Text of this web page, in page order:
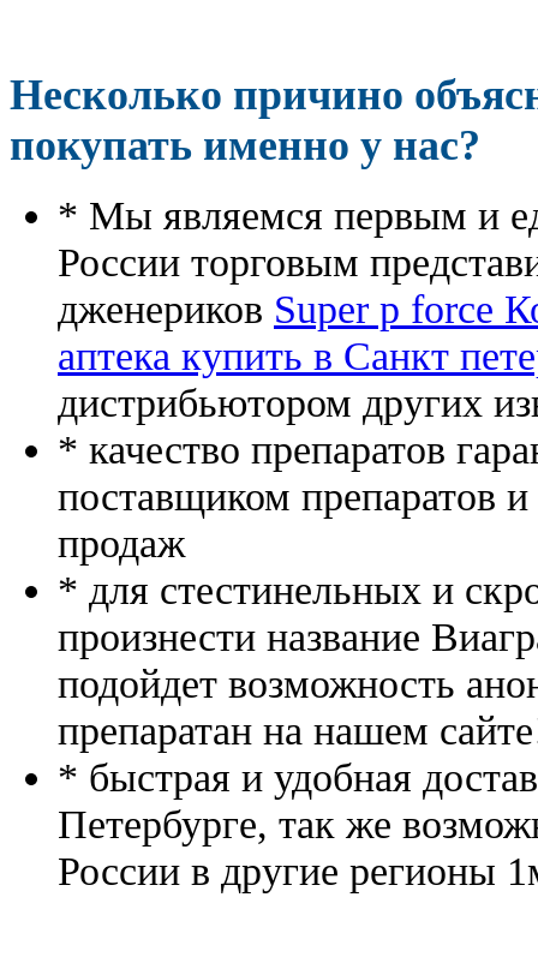
Несколько причино
покупать именно у нас?
* Мы являемся первым и
России торговым
дженериков Super p force
аптека купить в Санкт
дистрибьютором других
* качество препаратов
поставщиком препаратов
продаж
* для стестинельных и
произнести название
подойдет возможность
препаратан на нашем
* быстрая и удобная
Петербурге, так же
России в другие регионы